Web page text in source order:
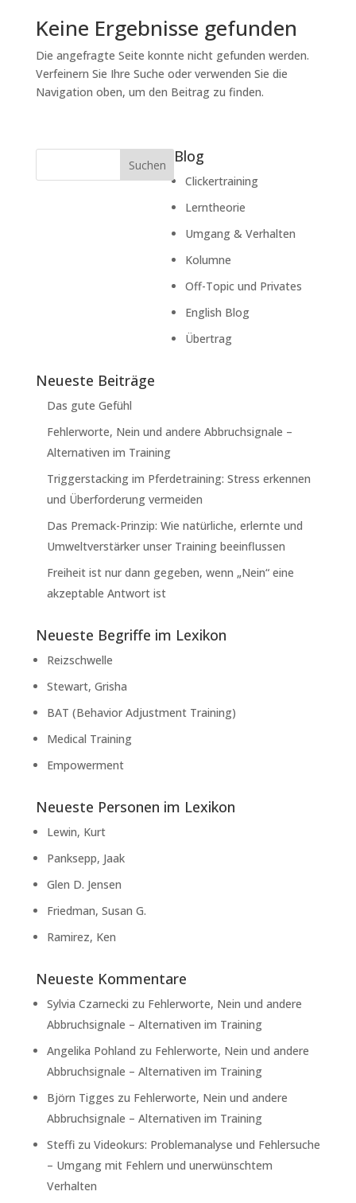
Keine Ergebnisse gefunden
Die angefragte Seite konnte nicht gefunden werden.
Verfeinern Sie Ihre Suche oder verwenden Sie die
Navigation oben, um den Beitrag zu finden.
Suchen Blog
Clickertraining
Lerntheorie
Umgang & Verhalten
Kolumne
Off-Topic und Privates
English Blog
Übertrag
Neueste Beiträge
Das gute Gefühl
Fehlerworte, Nein und andere Abbruchsignale –
Alternativen im Training
Triggerstacking im Pferdetraining: Stress erkennen
und Überforderung vermeiden
Das Premack-Prinzip: Wie natürliche, erlernte und
Umweltverstärker unser Training beeinflussen
Freiheit ist nur dann gegeben, wenn „Nein“ eine
akzeptable Antwort ist
Neueste Begriffe im Lexikon
Reizschwelle
Stewart, Grisha
BAT (Behavior Adjustment Training)
Medical Training
Empowerment
Neueste Personen im Lexikon
Lewin, Kurt
Panksepp, Jaak
Glen D. Jensen
Friedman, Susan G.
Ramirez, Ken
Neueste Kommentare
Sylvia Czarnecki zu Fehlerworte, Nein und andere
Abbruchsignale – Alternativen im Training
Angelika Pohland zu Fehlerworte, Nein und andere
Abbruchsignale – Alternativen im Training
Björn Tigges zu Fehlerworte, Nein und andere
Abbruchsignale – Alternativen im Training
Steffizu Videokurs: Problemanalyse und Fehlersuche
– Umgang mit Fehlern und unerwünschtem
Verhalten